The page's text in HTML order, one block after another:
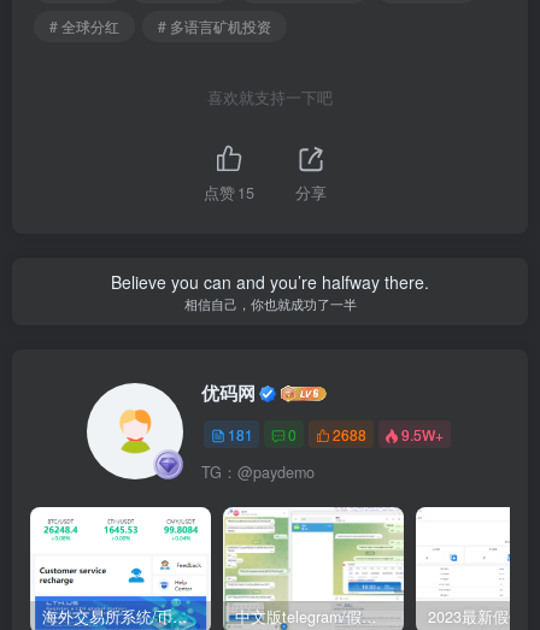
# 全球分红
# 多语言矿机投资
喜欢就支持一下吧
点赞15 分享
Believe you can and you’re halfway there.
相信自己，你也就成功了一半
优码网
181 0 2688 9.5W+
TG：@paydemo
海外交易所系统/币币交易/合约交易所/全开源 中文版telegram/假电报/假飞机/假飞机系统/钱包地址自动生成/安卓苹果PC端/假飞机telegram源码